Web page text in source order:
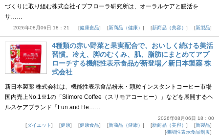
づくりに取り組む株式会社イブフローラ研究所は、オーラルケアと腸活を
サ……
2026年08月06日 18：21 健康食品 新商品（健康） 新商品（美容） 新製品
4種類の赤い野菜と果実配合で、おいしく続ける美活
習慣。冷え、脚のむくみ、肌、脂肪にまとめてアプ
ローチする機能性表示食品が新登場／新日本製薬 株
式会社
新日本製薬 株式会社は、機能性表示食品粉末・顆粒インスタントコーヒー市場
国内売上No.1※1の「Slimore Coffee（スリモアコーヒー）」などを展開するヘ
ルスケアブランド『Fun and He……
2026年08月06日 18：00
ダイエット
健康 健康食品 新商品（健康） 新商品（美容）
新製品
機能性表示食品制度